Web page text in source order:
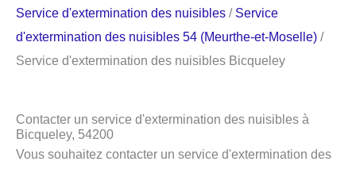
Service d'extermination des nuisibles / Service
d'extermination des nuisibles 54 (Meurthe-et-Moselle) /
Service d'extermination des nuisibles Bicqueley
Contacter un service d'extermination des nuisibles à
Bicqueley, 54200
Vous souhaitez contacter un service d'extermination des